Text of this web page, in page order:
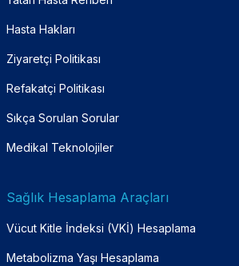
Hasta Hakları
Ziyaretçi Politikası
Refakatçi Politikası
Sıkça Sorulan Sorular
Medikal Teknolojiler
Sağlık Hesaplama Araçları
Vücut Kitle İndeksi (VKİ) Hesaplama
Metabolizma Yaşı Hesaplama